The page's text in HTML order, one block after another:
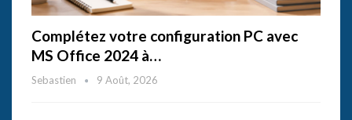
Complétez votre configuration PC avec
MS Office 2024 à…
Sebastien 9 Août, 2026